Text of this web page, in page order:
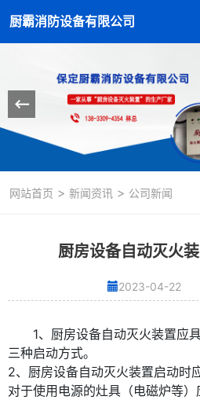
厨霸消防设备有限公司
网站首页 > 新闻资讯 > 公司新闻
厨房设备自动灭火
2023-04-22
1、厨房设备自动灭火装置应
三种启动方式。
2、厨房设备自动灭火装置启动时
对于使用电源的灶具（电磁炉等